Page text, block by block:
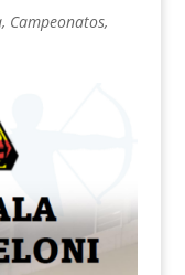
, Campeonatos,